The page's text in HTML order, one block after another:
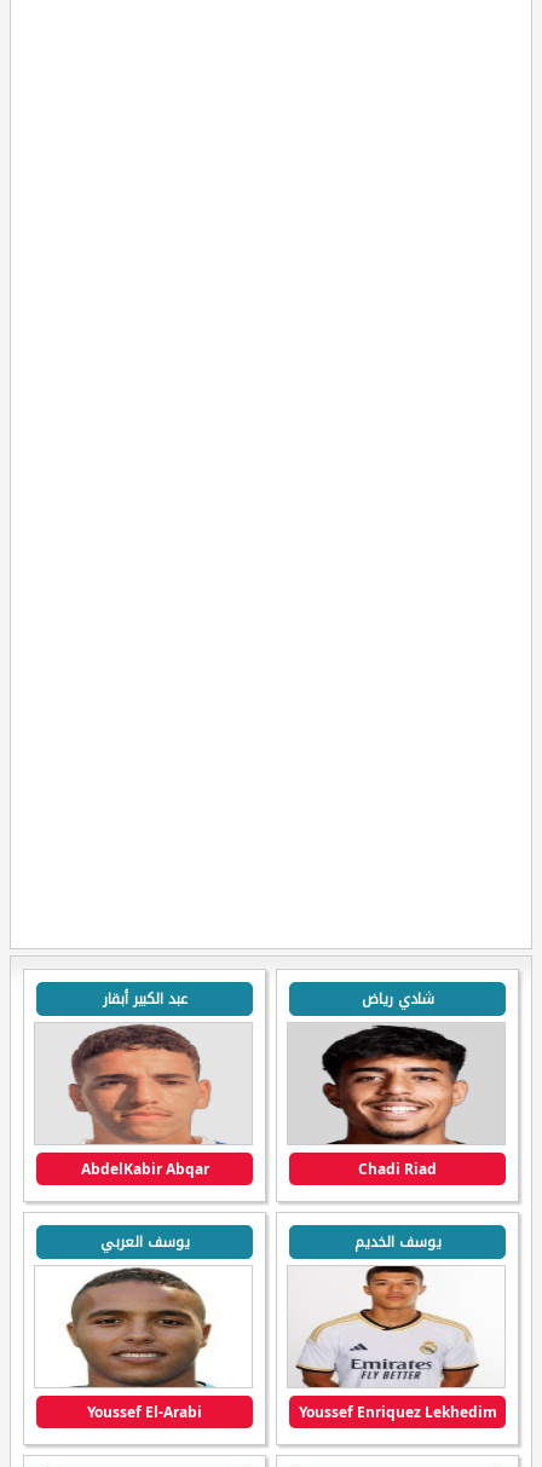
شادي رياض
Chadi Riad
عبد الكبير أبقار
AbdelKabir Abqar
يوسف الخديم
Youssef Enriquez Lekhedim
يوسف العربي
Youssef El-Arabi